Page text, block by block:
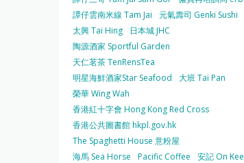
譚仔雲南米線 Tam Jai
元氣壽司 Genki Sushi
太興 Tai Hing
日本城 JHC
陶源酒家 Sportful Garden
天仁茗茶 TenRensTea
明星海鮮酒家Star Seafood
大班 Tai Pan
榮華 Wing Wah
香港紅十字會 Hong Kong Red Cross
香港公共圖書館 hkpl.gov.hk
The Spaghetti House 意粉屋
海馬 Sea Horse
Pacific Coffee
安記 On Kee